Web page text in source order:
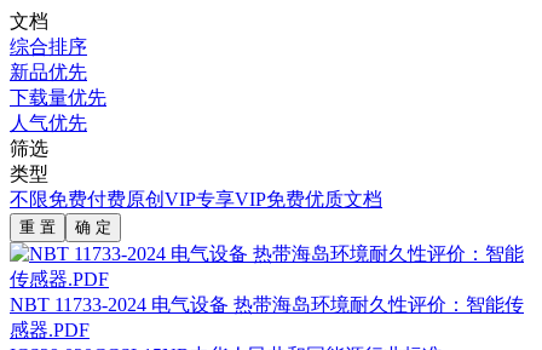
文档
综合排序
新品优先
下载量优先
人气优先
筛选
类型
不限免费付费原创 VIP专享VIP免费优质文档
重 置 确 定
NBT 11733-2024 电气设备 热带海岛环境耐久性评价：智能传
感器.PDF